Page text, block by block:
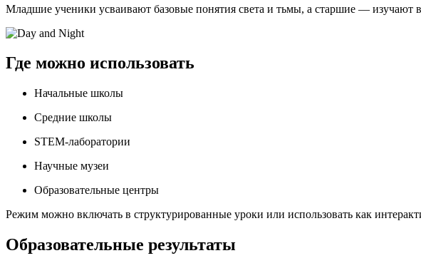
Младшие ученики усваивают базовые понятия света и тьмы, а старшие — изучают
Где можно использовать
Начальные школы
Средние школы
STEM-лаборатории
Научные музеи
Образовательные центры
Режим можно включать в структурированные уроки или использовать как
Образовательные результаты